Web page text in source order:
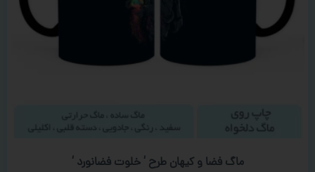
ماگ فضا و کیهان طرح ‘ خلوت فضانورد ‘